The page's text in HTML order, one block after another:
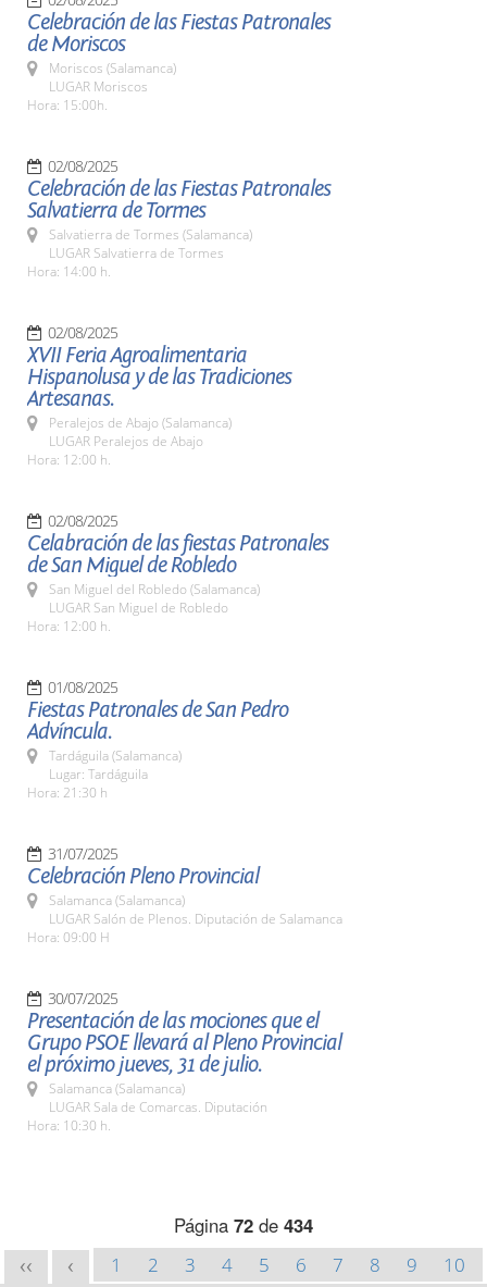
Celebración de las Fiestas Patronales
de Moriscos
Moriscos (Salamanca)
LUGAR Moriscos
Hora: 15:00h.
02/08/2025
Celebración de las Fiestas Patronales
Salvatierra de Tormes
Salvatierra de Tormes (Salamanca)
LUGAR Salvatierra de Tormes
Hora: 14:00 h.
02/08/2025
XVII Feria Agroalimentaria
Hispanolusa y de las Tradiciones
Artesanas.
Peralejos de Abajo (Salamanca)
LUGAR Peralejos de Abajo
Hora: 12:00 h.
02/08/2025
Celabración de las fiestas Patronales
de San Miguel de Robledo
San Miguel del Robledo (Salamanca)
LUGAR San Miguel de Robledo
Hora: 12:00 h.
01/08/2025
Fiestas Patronales de San Pedro
Advíncula.
Tardáguila (Salamanca)
Lugar: Tardáguila
Hora: 21:30 h
31/07/2025
Celebración Pleno Provincial
Salamanca (Salamanca)
LUGAR Salón de Plenos. Diputación de Salamanca
Hora: 09:00 H
30/07/2025
Presentación de las mociones que el
Grupo PSOE llevará al Pleno Provincial
el próximo jueves, 31 de julio.
Salamanca (Salamanca)
LUGAR Sala de Comarcas. Diputación
Hora: 10:30 h.
Página 72 de 434
<< < 1 2 3 4 5 6 7 8 9
10